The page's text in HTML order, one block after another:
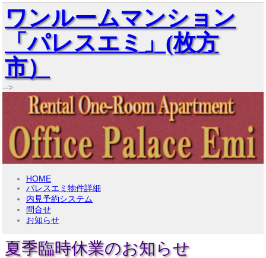
ワンルームマンション
「パレスエミ」(枚方
市）
-->
HOME
パレスエミ物件詳細
内見予約システム
問合せ
お知らせ
夏季臨時休業のお知らせ